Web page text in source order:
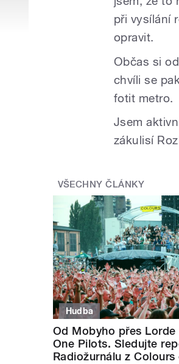
při vysílání
opravit.
Občas si
chvíli se
fotit metro.
Jsem
zákulisí
VŠECHNY ČLÁNKY
Hudba
Od Mobyho přes Lorde
One Pilots. Sledujte
Radiožurnálu z Colours